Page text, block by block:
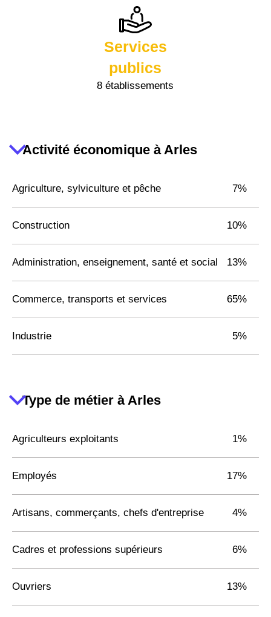
Services
publics
8 établissements
Activité économique à Arles
Agriculture, sylviculture et pêche 7%
Construction 10%
Administration, enseignement, santé et social 13%
Commerce, transports et services 65%
Industrie 5%
Type de métier à Arles
Agriculteurs exploitants 1%
Employés 17%
Artisans, commerçants, chefs d'entreprise 4%
Cadres et professions supérieurs 6%
Ouvriers 13%